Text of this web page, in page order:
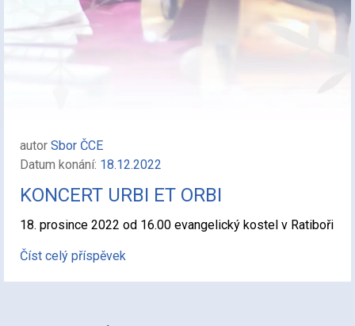
autor Sbor ČCE
Datum konání: 18.12.2022
KONCERT URBI ET ORBI
18. prosince 2022 od 16.00 evangelický kostel v Ratiboři
Číst celý příspěvek